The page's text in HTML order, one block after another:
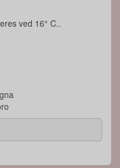
ved 16° C..